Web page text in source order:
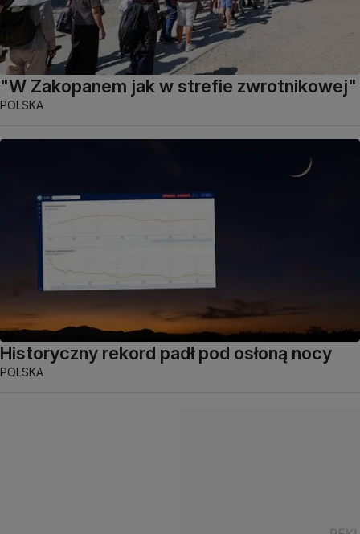
"W Zakopanem jak w strefie zwrotnikowej"
POLSKA
Historyczny rekord padł pod osłoną nocy
POLSKA